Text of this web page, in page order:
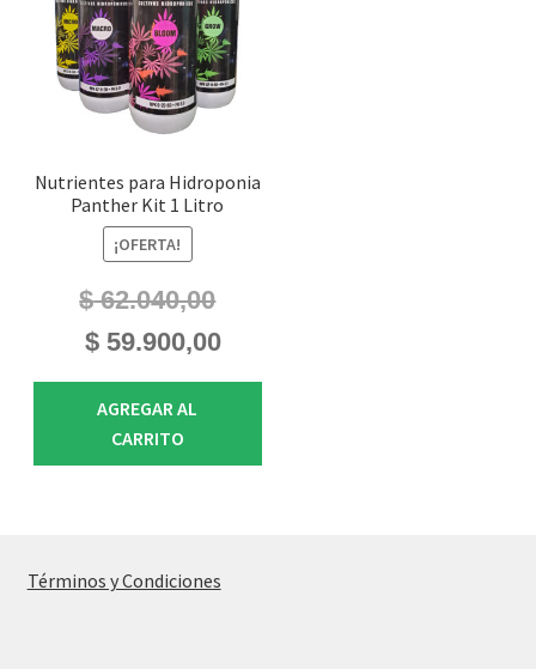
Nutrientes para Hidroponia
Panther Kit 1 Litro
¡OFERTA!
$62.040,00
El$ 59.900,00El
AGREGAR AL
CARRITO
Términos y Condiciones